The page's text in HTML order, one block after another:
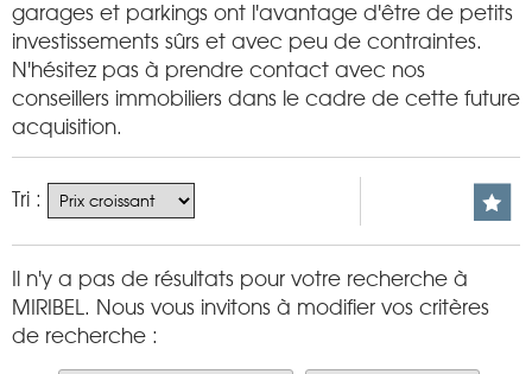
garages et parkings ont l'avantage d'être de petits
investissements sûrs et avec peu de contraintes.
N'hésitez pas à prendre contact avec nos
conseillers immobiliers dans le cadre de cette future
acquisition.
Tri :
Il n'y a pas de résultats pour votre recherche à
MIRIBEL. Nous vous invitons à modifier vos critères
de recherche :